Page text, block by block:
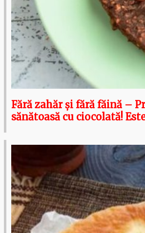
Fără zahăr și fără făină –
sănătoasă cu ciocolată!